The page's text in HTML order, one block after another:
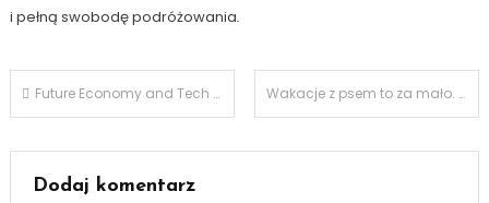
i pełną swobodę podróżowania.
Nawigacja
wpisu
Future Economy and Tech Forum 2026: technologia, gospodarka i bezpieczeństwo na II edycji w Arche Nałęczów Wakacje z psem to za mało. Sun & Snow ruszył z Psią Akademią dla opiekunów i przyjaciół czworonogów
Dodaj komentarz